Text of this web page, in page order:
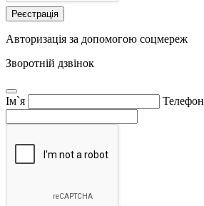
Реєстрація
Авторизація за допомогою соцмереж
Зворотній дзвінок
Ім`я Телефон